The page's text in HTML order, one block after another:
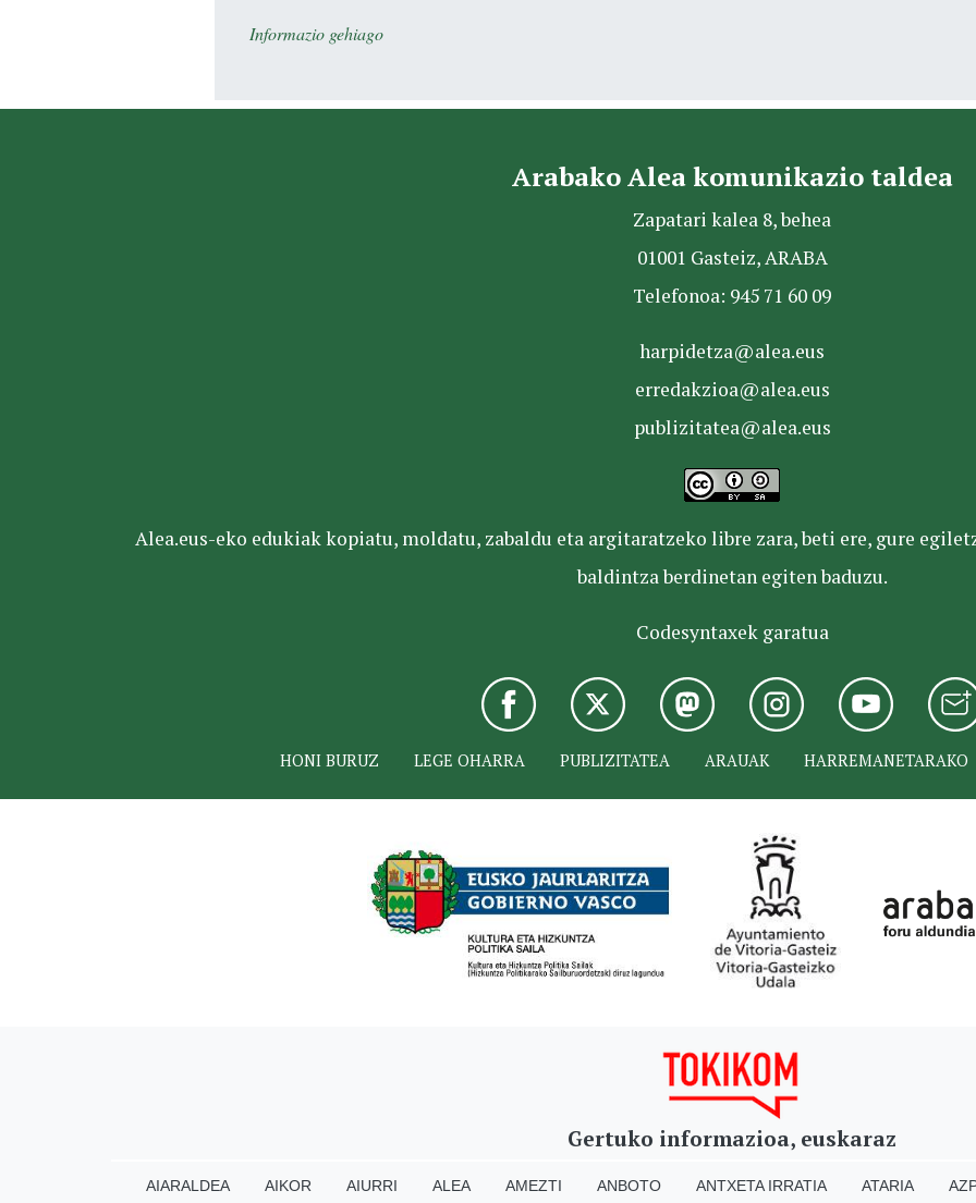
Informazio gehiago
Arabako Alea komunikazio taldea
Zapatari kalea 8, behea
01001 Gasteiz, ARABA
Telefonoa: 945 71 60 09
harpidetza@alea.eus
erredakzioa@alea.eus
publizitatea@alea.eus
Alea.eus-eko edukiak kopiatu, moldatu, zabaldu eta argitaratzeko libre zara, beti ere, gure
baldintza berdinetan egiten baduzu.
Codesyntaxek garatua
HONI BURUZ LEGE OHARRA PUBLIZITATEA ARAUAK HARREMANETARAKO
Gertuko informazioa, euskaraz
AIARALDEA AIKOR AIURRI ALEA AMEZTI ANBOTO ANTXETA IRRATIA ATARIA